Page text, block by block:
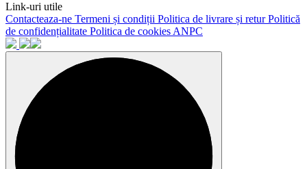
Link-uri utile
Contacteaza-ne Termeni și condiții Politica de livrare și returPolitică
de confidențialitate Politica de cookies ANPC